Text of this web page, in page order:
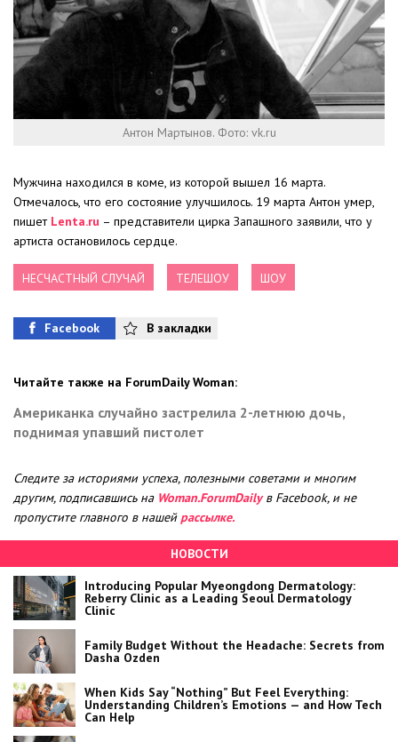
Антон Мартынов. Фото: vk.ru
Мужчина находился в коме, из которой вышел 16 марта.
Отмечалось, что его состояние улучшилось. 19 марта Антон умер,
пишет Lenta.ru – представители цирка Запашного заявили, что у
артиста остановилось сердце.
НЕСЧАСТНЫЙ СЛУЧАЙ ТЕЛЕШОУ ШОУ
Facebook В закладки
Читайте также на ForumDaily Woman:
Американка случайно застрелила 2-летнюю дочь,
поднимая упавший пистолет
Следите за историями успеха, полезными советами и многим
другим, подписавшись на Woman.ForumDailyв Facebook, и не
пропустите главного в нашей рассылке.
НОВОСТИ
Introducing Popular Myeongdong Dermatology:
Reberry Clinic as a Leading Seoul Dermatology
Clinic
Family Budget Without the Headache: Secrets from
Dasha Ozden
When Kids Say “Nothing” But Feel Everything:
Understanding Children’s Emotions — and How Tech
Can Help